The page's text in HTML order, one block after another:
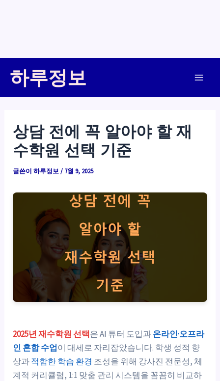
하루정보
상담 전에 꼭 알아야 할 재
수학원 선택 기준
글쓴이하루정보/ 7월 9, 2025
2025년 재수학원 선택은 AI 튜터 도입과온라인·오프라
인 혼합 수업이 대세로 자리잡았습니다. 학생 성적 향
상과적합한 학습 환경 조성을 위해 강사진 전문성, 체
계적 커리큘럼, 1:1 맞춤 관리 시스템을 꼼꼼히 비교하